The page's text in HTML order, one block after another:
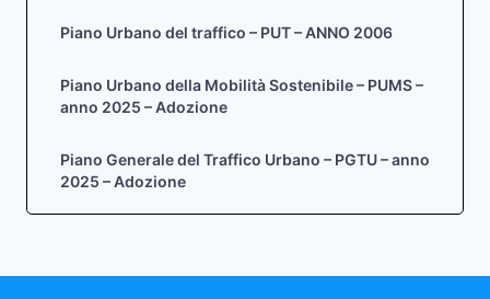
Piano Urbano del traffico – PUT – ANNO 2006
Piano Urbano della Mobilità Sostenibile – PUMS –
anno 2025 – Adozione
Piano Generale del Traffico Urbano – PGTU – anno
2025 – Adozione